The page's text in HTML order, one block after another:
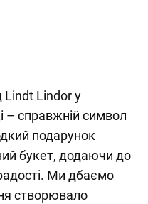
Lindor у
– справжній символ
подарунок
букет, додаючи до
Ми дбаємо
створювало